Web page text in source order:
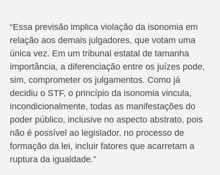
“Essa previsão implica violação da isonomia em
relação aos demais julgadores, que votam uma
única vez. Em um tribunal estatal de tamanha
importância, a diferenciação entre os juízes pode,
sim, comprometer os julgamentos. Como já
decidiu o STF, o princípio da isonomia vincula,
incondicionalmente, todas as manifestações do
poder público, inclusive no aspecto abstrato, pois
não é possível ao legislador, no processo de
formação da lei, incluir fatores que acarretam a
ruptura da igualdade.”